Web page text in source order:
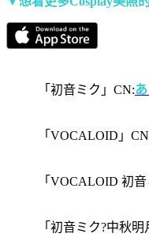
「初音ミク」CN:
「VOCALOID」
「VOCALOID 初
「初音ミク?中秋明